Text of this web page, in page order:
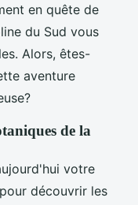
en quête de
du Sud vous
Alors, êtes-
aventure
de la
votre
découvrir les